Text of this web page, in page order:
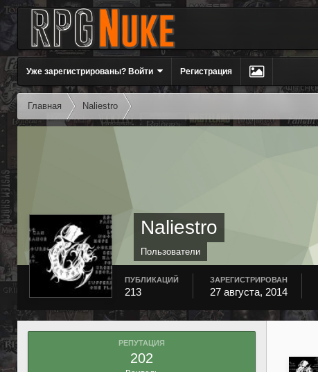
Уже зарегистрированы? Войти Регистрация
Главная Naliestro
Naliestro
Пользователи
ПУБЛИКАЦИЙ
213
ЗАРЕГИСТРИРОВАН
27 августа, 2014
РЕПУТАЦИЯ
202